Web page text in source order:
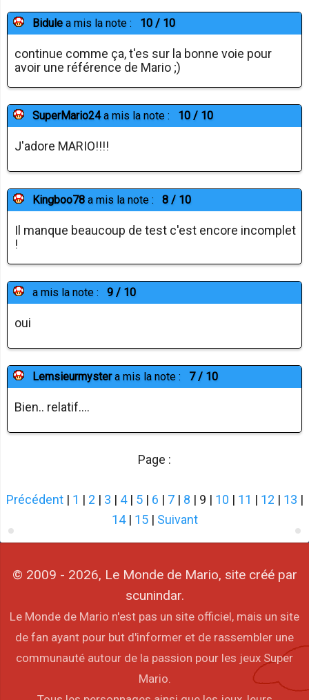
Bidule a mis la note : 10 / 10
continue comme ça, t'es sur la bonne voie pour
avoir une référence de Mario ;)
SuperMario24a mis la note : 10 / 10
J'adore MARIO!!!!
Kingboo78 a mis la note : 8 / 10
Il manque beaucoup de test c'est encore incomplet
!
a mis la note : 9 / 10
oui
Lemsieurmystera mis la note : 7 / 10
Bien.. relatif....
Page :
Précédent| 1 | 2 | 3 | 4| 5| 6 | 7| 8 | 9 | 10 | 11 | 12 | 13 |
14| 15| Suivant
© 2009 - 2026, Le Monde de Mario, site créé par
scunindar.
Le Monde de Mario n'est pas un site officiel, mais un site
de fan ayant pour but d'informer et de rassembler une
communauté autour de la passion pour les jeux Super
Mario.